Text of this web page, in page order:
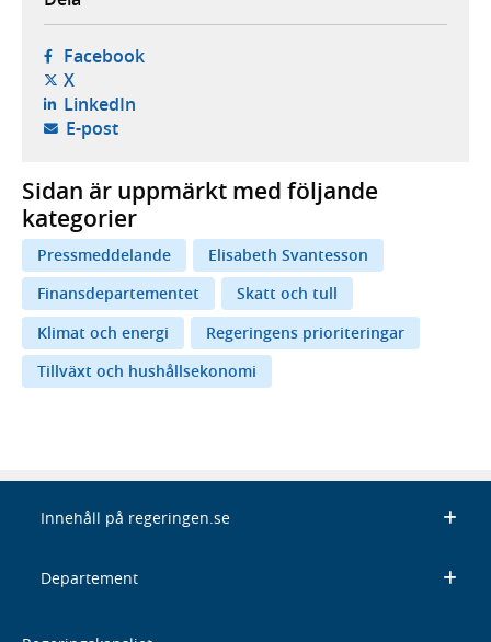
Facebook- öppnas i ny flik, extern webbplats,
X- öppnas i ny flik, extern webbplats,
LinkedIn- öppnas i ny flik, extern webbplats,
E-post- öppnar din e-postklient,
Sidan är uppmärkt med följande
kategorier
Pressmeddelande
Elisabeth Svantesson
Finansdepartementet
Skatt och tull
Klimat och energi
Regeringens prioriteringar
Tillväxt och hushållsekonomi
Innehåll på regeringen.se
Departement